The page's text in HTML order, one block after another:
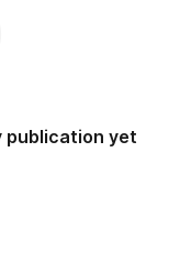
publication yet